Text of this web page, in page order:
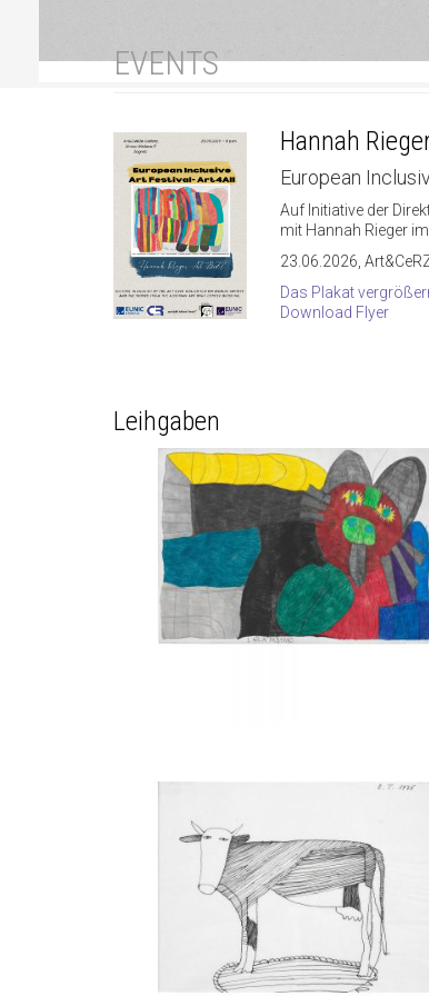
EVENTS
Hannah
European
Auf Initiative der
mit Hannah Rieger
23.06.2026,
Das Plakat
Download Flyer
Leihgaben